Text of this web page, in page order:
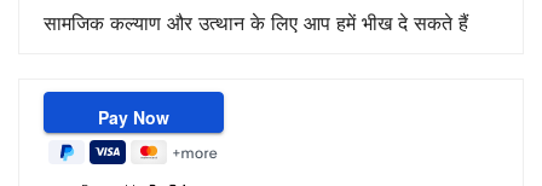
सामजिक कल्याण और उत्थान के लिए आप हमें भीख दे सकते हैं